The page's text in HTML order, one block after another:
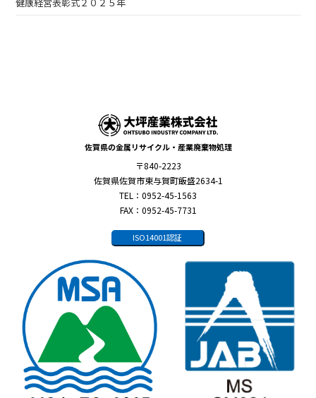
健康経営表彰式２０２５年
佐賀県の金属リサイクル・産業廃棄物処理
〒840-2223
佐賀県佐賀市東与賀町飯盛2634-1
TEL：0952-45-1563
FAX：0952-45-7731
ISO14001認証